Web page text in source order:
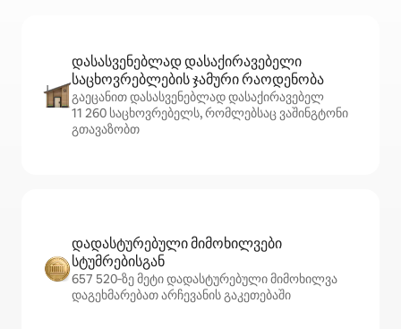
დასასვენებლად დასაქირავებელი
საცხოვრებლების ჯამური რაოდენობა
გაეცანით დასასვენებლად დასაქირავებელ
11 260 საცხოვრებელს, რომლებსაც ვაშინგტონი
გთავაზობთ
დადასტურებული მიმოხილვები
სტუმრებისგან
657 520‑ზე მეტი დადასტურებული მიმოხილვა
დაგეხმარებათ არჩევანის გაკეთებაში